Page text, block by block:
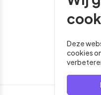
Deze
cookies